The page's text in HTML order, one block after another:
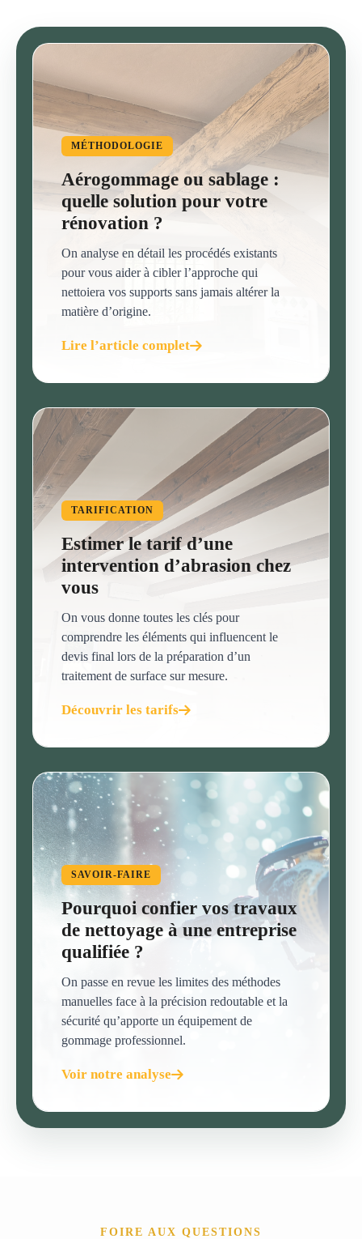
MÉTHODOLOGIE
Aérogommage ou sablage :
quelle solution pour votre
rénovation ?
On analyse en détail les procédés existants
pour vous aider à cibler l’approche qui
nettoiera vos supports sans jamais altérer la
matière d’origine.
Lire l’article complet
TARIFICATION
Estimer le tarif d’une
intervention d’abrasion chez
vous
On vous donne toutes les clés pour
comprendre les éléments qui influencent le
devis final lors de la préparation d’un
traitement de surface sur mesure.
Découvrir les tarifs
SAVOIR-FAIRE
Pourquoi confier vos travaux
de nettoyage à une entreprise
qualifiée ?
On passe en revue les limites des méthodes
manuelles face à la précision redoutable et la
sécurité qu’apporte un équipement de
gommage professionnel.
Voir notre analyse
FOIRE AUX QUESTIONS